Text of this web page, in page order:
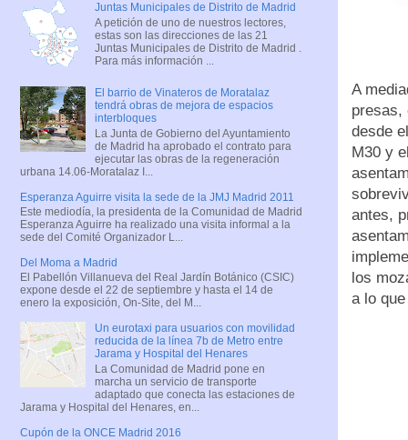
A
presas,
desde
M30 y
antes,
los
a lo
Juntas Municipales de Distrito de Madrid
A petición de uno de nuestros lectores,
estas son las direcciones de las 21
Juntas Municipales de Distrito de Madrid .
Para más información ...
El barrio de Vinateros de Moratalaz
tendrá obras de mejora de espacios
interbloques
La Junta de Gobierno del Ayuntamiento
de Madrid ha aprobado el contrato para
ejecutar las obras de la regeneración
urbana 14.06-Moratalaz I...
Esperanza Aguirre visita la sede de la JMJ Madrid 2011
Este mediodía, la presidenta de la Comunidad de Madrid
Esperanza Aguirre ha realizado una visita informal a la
sede del Comité Organizador L...
Del Moma a Madrid
El Pabellón Villanueva del Real Jardín Botánico (CSIC)
expone desde el 22 de septiembre y hasta el 14 de
enero la exposición, On-Site, del M...
Un eurotaxi para usuarios con movilidad
reducida de la línea 7b de Metro entre
Jarama y Hospital del Henares
La Comunidad de Madrid pone en
marcha un servicio de transporte
adaptado que conecta las estaciones de
Jarama y Hospital del Henares, en...
Cupón de la ONCE Madrid 2016